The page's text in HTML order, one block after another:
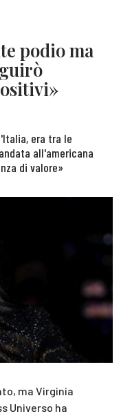
podio ma
era tra le
all'americana
di valore»
ma Virginia
Universo ha